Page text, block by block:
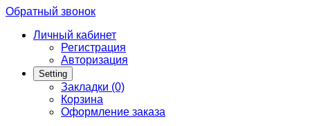
Обратный звонок
Личный кабинет
Регистрация
Авторизация
Setting
Закладки (0)
Корзина
Оформление заказа